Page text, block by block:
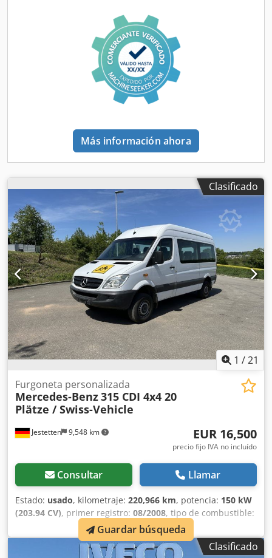
, peso operativo: 2,200 kg
Más información ahora
Clasificado
1 /21
Jestetten 9,548 km
Furgoneta personalizada
Mercedes-Benz315 CDI 4x4 20
Plätze / Swiss-Vehicle
EUR 16,500
precio fijo IVA no incluído
Consultar Llamar
Estado: usado, kilometraje: 220,966 km, potencia: 150 kW
(203.94 CV), primer registro: 08/2008, tipo de combustible:
, peso en vacío:2,730 kg , peso máximo de la carga:
770 kg, peso total:6,300 kg, tamaño del neumático:1,
estado del neumático: 1 % , configuración de ejes:4x4,
Clasificado
Guardar búsqueda